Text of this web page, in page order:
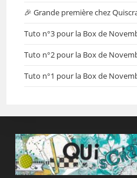
🎉 Grande première chez
Tuto n°3 pour la Box de
Tuto n°2 pour la Box de
Tuto n°1 pour la Box de